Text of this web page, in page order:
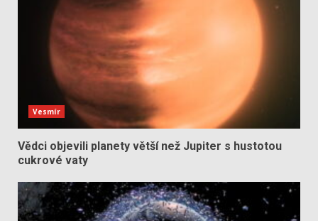
Vesmír
Vědci objevili planety větší než Jupiter s hustotou
cukrové vaty